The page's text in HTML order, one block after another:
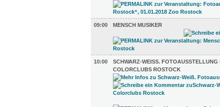
09:00 MENSCH MUSIKER
10:00
SCHWARZ-WEISS. FOTOAUSSTELLUNG
OLORCLUBS ROSTOCK